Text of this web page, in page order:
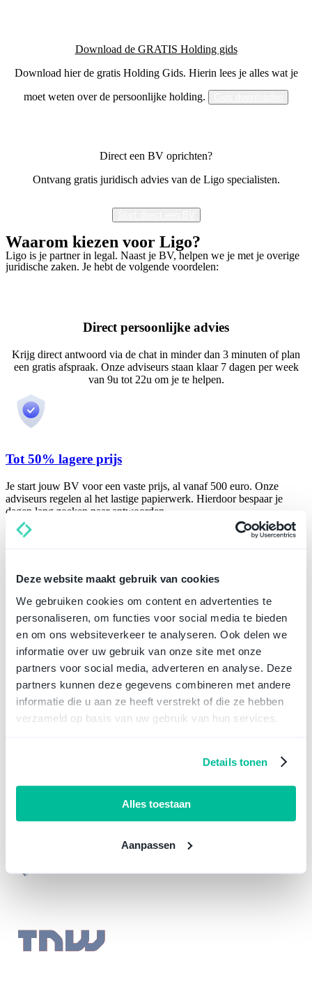
Deze website maakt gebruik van cookies
We gebruiken cookies om content en advertenties te
personaliseren, om functies voor social media te bieden
en om ons websiteverkeer te analyseren. Ook delen we
informatie over uw gebruik van onze site met onze
partners voor social media, adverteren en analyse. Deze
partners kunnen deze gegevens combineren met andere
informatie die u aan ze heeft verstrekt of die ze hebben
verzameld op basis van uw gebruik van hun services.
Details tonen
Alles toestaan
Aanpassen
Download de GRATIS Holding gids
Download hier de gratis Holding Gids. Hierin lees je alles wat je
moet weten over de persoonlijke holding.
Direct een BV oprichten?
Ontvang gratis juridisch advies van de Ligo specialisten.
Waarom kiezen voor Ligo?
Ligo is je partner in legal. Naast je BV, helpen we je met je overige
juridische zaken. Je hebt de volgende voordelen:
Direct persoonlijke advies
Krijg direct antwoord via de chat in minder dan 3 minuten of plan
een gratis afspraak. Onze adviseurs staan klaar 7 dagen per week
van 9u tot 22u om je te helpen.
Tot 50% lagere prijs
Je start jouw BV voor een vaste prijs, al vanaf 500 euro. Onze
adviseurs regelen al het lastige papierwerk. Hierdoor bespaar je
dagen lang zoeken naar antwoorden.
Richt direct een BV op
Altijd juridisch correct
Ligo werkt met de grootste notarissen en beste fiscalisten in
Nederland, zodat jouw oprichting vlekkeloos verloopt en je zeker
kan zijn van een goede start.
Je kent ons van: